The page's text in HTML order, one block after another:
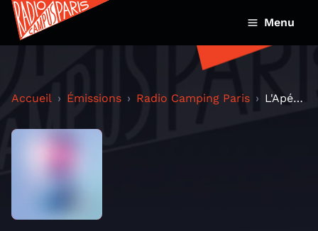
Menu
Accueil Émissions Radio Camping Paris L'Apéro // Acte & Fac